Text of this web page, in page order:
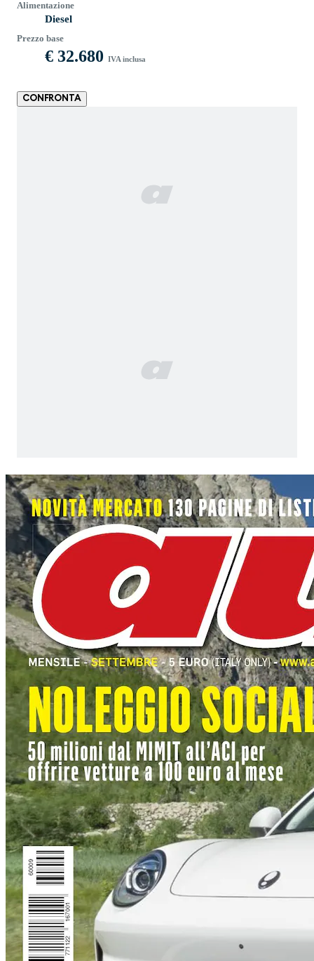
Alimentazione
Diesel
Prezzo base
€ 32.680 IVA inclusa
CONFRONTA